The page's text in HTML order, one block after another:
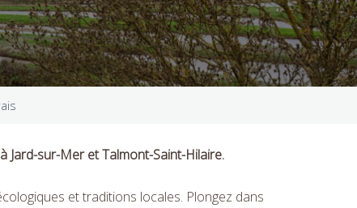
Jard-sur-Mer et Talmont-Saint-Hilaire.
et traditions locales. Plongez dans